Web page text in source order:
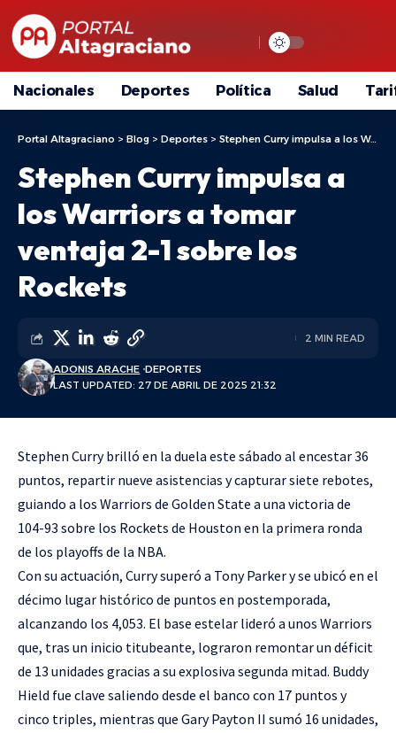
Nacionales Deportes Política Salud
Portal Altagraciano > Blog > Deportes > Stephen Curry impulsa a los Warriors a tomar ventaja 2-1 sobre los Rockets
Stephen Curry impulsa a
los Warriors a tomar
ventaja 2-1 sobre los
Rockets
LAST UPDATED: 27 DE ABRIL DE 2025 21:32
ADONIS ARACHE DEPORTES
2 MIN READ
Stephen Curry brilló en la duela este sábado al encestar 36
puntos, repartir nueve asistencias y capturar siete rebotes,
guiando a los Warriors de Golden State a una victoria de
104-93 sobre los Rockets de Houston en la primera ronda
de los playoffs de la NBA.
Con su actuación, Curry superó a Tony Parker y se ubicó en el
décimo lugar histórico de puntos en postemporada,
alcanzando los 4,053. El base estelar lideró a unos Warriors
que, tras un inicio titubeante, lograron remontar un déficit
de 13 unidades gracias a su explosiva segunda mitad. Buddy
Hield fue clave saliendo desde el banco con 17 puntos y
cinco triples, mientras que Gary Payton II sumó 16 unidades,